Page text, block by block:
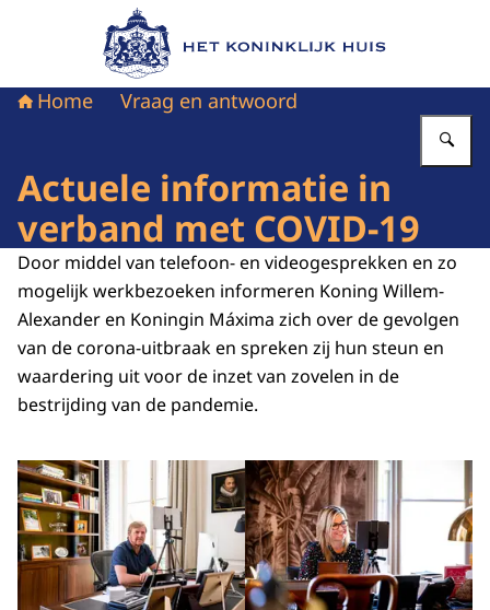
Naar de homepage van Het Koninklijk Huis
Home Vraag en antwoord
Actuele informatie in
verband met COVID-19
Door middel van telefoon- en videogesprekken en zo
mogelijk werkbezoeken informeren Koning Willem-
Alexander en Koningin Máxima zich over de gevolgen
van de corona-uitbraak en spreken zij hun steun en
waardering uit voor de inzet van zovelen in de
bestrijding van de pandemie.